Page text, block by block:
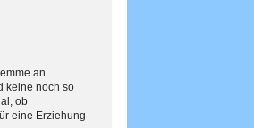
an
keine noch so
ob
eine Erziehung